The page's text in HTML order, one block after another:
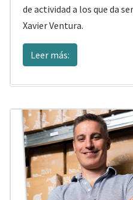
de actividad a los que da
Xavier Ventura.
Leer más: